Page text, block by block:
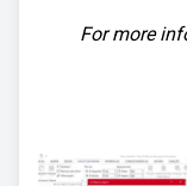
For more